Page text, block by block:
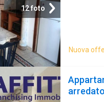
12 foto
Nuova